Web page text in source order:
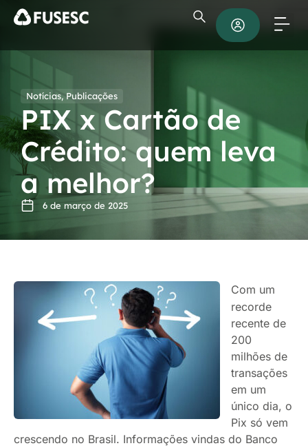
Notícias, Publicações
PIX x Cartão de
Crédito: quem leva
a melhor?
6 de março de 2025
Com um
recorde
recente de
200
milhões de
transações
em um
único dia, o
Pix só vem
crescendo no Brasil. Informações vindas do Banco